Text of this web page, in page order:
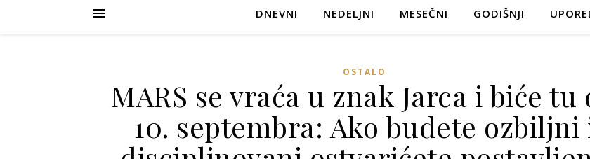
DNEVNI NEDELJNI MESEČNI GODIŠNJI
OSTALO
MARS se vraća u znak Jarca i biće tu
10. septembra: Ako budete ozbiljni